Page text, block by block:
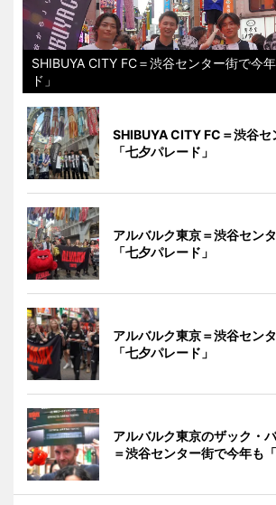
SHIBUYA CITY FC＝渋谷センター街で今
ド」
SHIBUYA CITY FC＝渋谷セ
「七夕パレード」
アルバルク東京＝渋谷セン
「七夕パレード」
アルバルク東京＝渋谷セン
「七夕パレード」
アルバルク東京のザック・
＝渋谷センター街で今年も